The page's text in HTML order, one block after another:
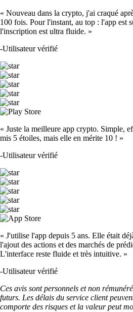
« Nouveau dans la crypto, j'ai craqué
100 fois. Pour l'instant, au top : l'app est
l'inscription est ultra fluide. »
-Utilisateur vérifié
« Juste la meilleure app crypto. Simple,
mis 5 étoiles, mais elle en mérite 10 ! »
-Utilisateur vérifié
« J'utilise l'app depuis 5 ans. Elle était
l'ajout des actions et des marchés de
L'interface reste fluide et très intuitive. »
-Utilisateur vérifié
Ces avis sont personnels et non
futurs. Les délais du service client
comporte des risques et la valeur peut